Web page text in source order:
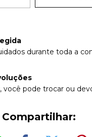
durante toda a
você pode trocar ou
Compartilhar: